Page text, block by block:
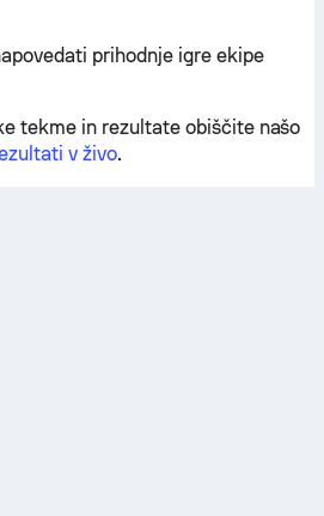
prihodnje igre ekipe
tekme in rezultate obiščite našo
v živo.